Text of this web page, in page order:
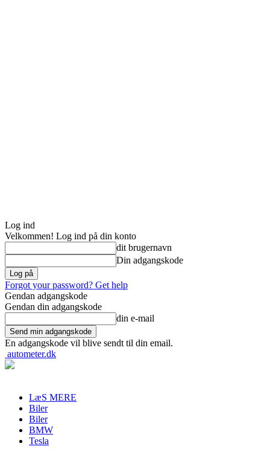
Log ind
Velkommen! Log ind på din konto
dit brugernavn
Din adgangskode
Forgot your password? Get help
Gendan adgangskode
Gendan din adgangskode
din e-mail
En adgangskode vil blive sendt til din email.
autometer.dk
LæS MERE
Biler
Biler
BMW
Tesla